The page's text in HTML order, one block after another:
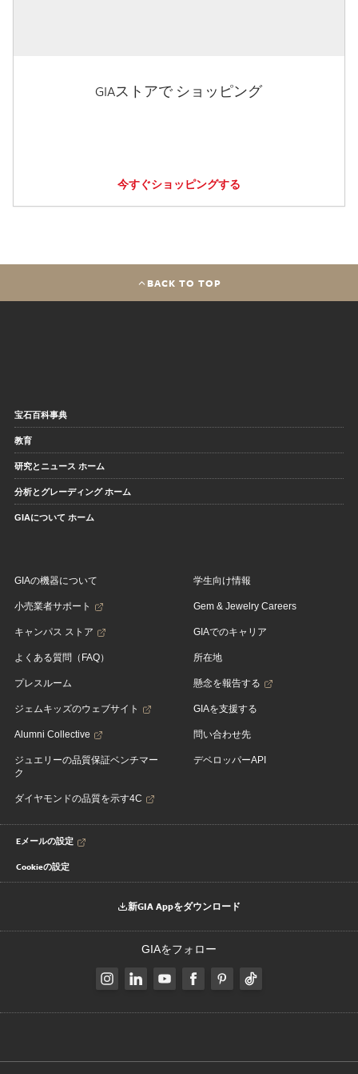
GIAストアで ショッピング
今すぐショッピングする
BACK TO TOP
宝石百科事典
教育
研究とニュース ホーム
分析とグレーディング ホーム
GIAについて ホーム
GIAの機器について
小売業者サポート
キャンパス ストア
よくある質問（FAQ）
プレスルーム
ジェムキッズのウェブサイト
Alumni Collective
ジュエリーの品質保証ベンチマー
ク
ダイヤモンドの品質を示す4C
学生向け情報
Gem & Jewelry Careers
GIAでのキャリア
所在地
懸念を報告する
GIAを支援する
問い合わせ先
デベロッパーAPI
Eメールの設定
Cookieの設定
新GIA Appをダウンロード
GIAをフォロー